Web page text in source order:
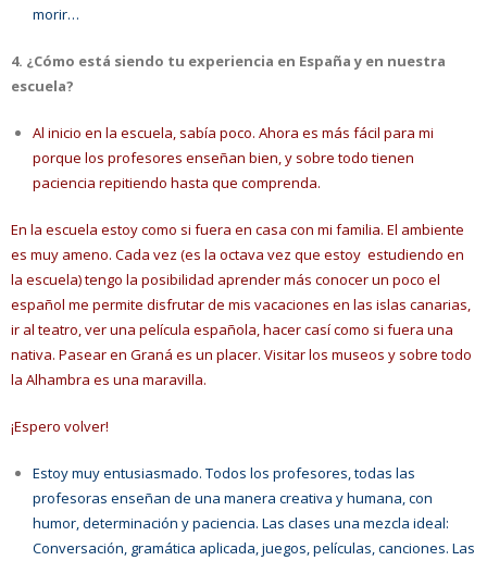
morir…
4. ¿Cómo está siendo tu experiencia en España y en nuestra
escuela?
Al inicio en la escuela, sabía poco. Ahora es más fácil para mi
porque los profesores enseñan bien, y sobre todo tienen
paciencia repitiendo hasta que comprenda.
En la escuela estoy como si fuera en casa con mi familia. El ambiente
es muy ameno. Cada vez (es la octava vez que estoy estudiendo en
la escuela) tengo la posibilidad aprender más conocer un poco el
español me permite disfrutar de mis vacaciones en las islas canarias,
ir al teatro, ver una película española, hacer casí como si fuera una
nativa. Pasear en Graná es un placer. Visitar los museos y sobre todo
la Alhambra es una maravilla.
¡Espero volver!
Estoy muy entusiasmado. Todos los profesores, todas las
profesoras enseñan de una manera creativa y humana, con
humor, determinación y paciencia. Las clases una mezcla ideal:
Conversación, gramática aplicada, juegos, películas, canciones. Las